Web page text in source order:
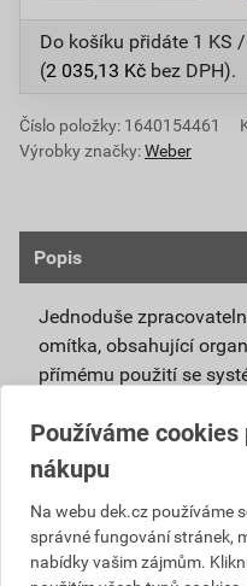
Do košíku přidáte 1 KS
(2 035,13 Kč bez DPH).
Číslo položky: 1640154461
Výrobky značky:Weber
Popis
Jednoduše
omítka, obsahující
přímému použití se
Vlivem
zateplovacích
dochází ke
vytváří živnou
Povrch omítky
Používáme
nákupu
Na webu dek.cz používáme
správné fungování stránek,
nabídky vašim zájmům.